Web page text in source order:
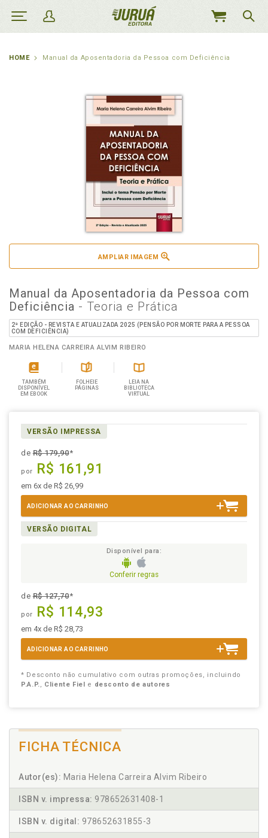
MEU
HOME Manual da Aposentadoria da Pessoa com Deficiência
AMPLIAR IMAGEM
Manual da Aposentadoria da Pessoa com
Deficiência - Teoria e Prática
2ª EDIÇÃO - REVISTA E ATUALIZADA 2025 (PENSÃO POR MORTE PARA A PESSOA
COM DEFICIÊNCIA)
MARIA HELENA CARREIRA ALVIM RIBEIRO
TAMBÉM
DISPONÍVEL
EM EBOOK
FOLHEIE
PÁGINAS
LEIA NA
BIBLIOTECA
VIRTUAL
VERSÃO IMPRESSA
deR$ 179,90*
por R$ 161,91
em 6x de R$ 26,99
ADICIONAR AO CARRINHO
VERSÃO DIGITAL
Disponível para:
Conferir regras
deR$ 127,70*
por R$ 114,93
em 4x de R$ 28,73
ADICIONAR AO CARRINHO
* Desconto não cumulativo com outras promoções, incluindo
P.A.P., Cliente Fiel e desconto de autores
FICHA TÉCNICA
Autor(es): Maria Helena Carreira Alvim Ribeiro
ISBN v. impressa: 978652631408-1
ISBN v. digital: 978652631855-3